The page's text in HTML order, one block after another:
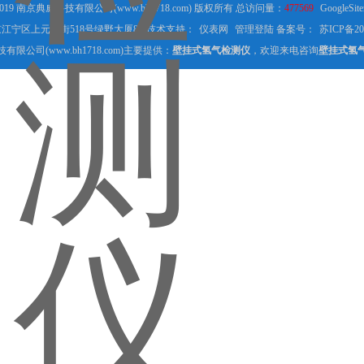
南京典威科技有限公司(www.bh1718.com) 版权所有 总访问量： 477569
宁区上元大街518号绿野大厦8F 技术支持：
仪表网 管理登陆 备案号：
苏ICP备
有限公司(www.bh1718.com)主要提供： 壁挂式氢气检测仪 ，欢迎来电咨询壁挂式氢